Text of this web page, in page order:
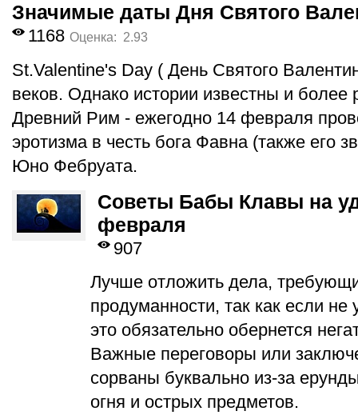
Значимые даты Дня Святого
1168 Оценка: 2.93
St.Valentine's Day ( День Святого
веков. Однако истории известны и
Древний Рим - ежегодно 14 февраля
эротизма в честь бога Фавна (также его
Юно Фебруата.
Советы Бабы Клавы на
февраля
907
Лучше отложить дела,
продуманности, так как если
это обязательно обернется
Важные переговоры или
сорваны буквально из-за
огня и острых предметов.